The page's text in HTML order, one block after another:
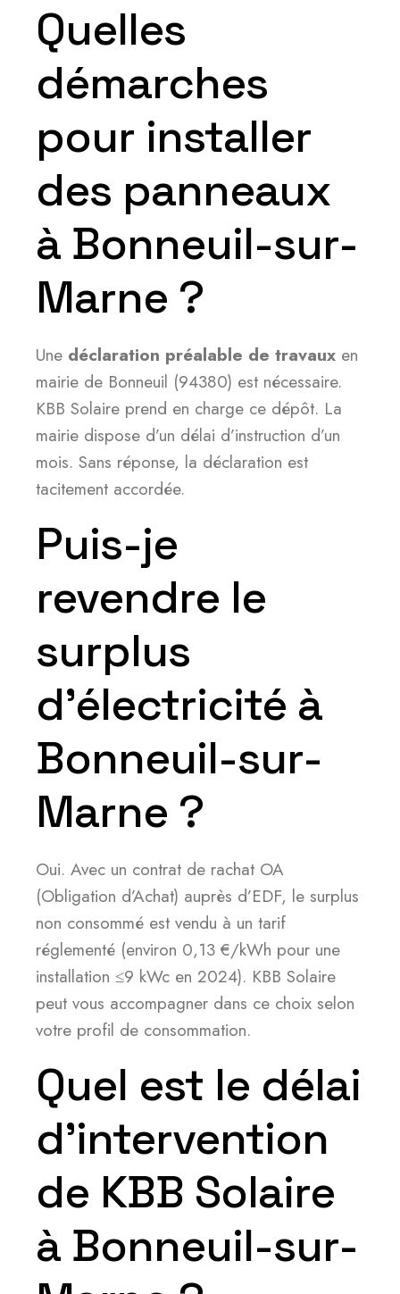
Quelles
démarches
pour installer
des panneaux
à Bonneuil-sur-
Marne ?
Une déclaration préalable de travaux en
mairie de Bonneuil (94380) est nécessaire.
KBB Solaire prend en charge ce dépôt. La
mairie dispose d’un délai d’instruction d’un
mois. Sans réponse, la déclaration est
tacitement accordée.
Puis-je
revendre le
surplus
d’électricité à
Bonneuil-sur-
Marne ?
Oui. Avec un contrat de rachat OA
(Obligation d’Achat) auprès d’EDF, le surplus
non consommé est vendu à un tarif
réglementé (environ 0,13 €/kWh pour une
installation ≤9 kWc en 2024). KBB Solaire
peut vous accompagner dans ce choix selon
votre profil de consommation.
Quel est le délai
d’intervention
de KBB Solaire
à Bonneuil-sur-